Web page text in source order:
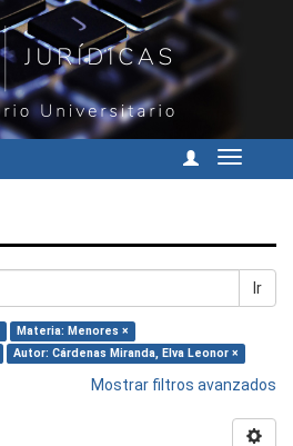
Cambiar
Ir
Materia: Menores ×
Autor: Cárdenas Miranda, Elva Leonor ×
Mostrar filtros avanzados